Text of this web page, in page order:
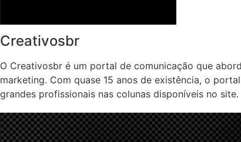
Creativosbr
O Creativosbr é um portal de comunicação que
marketing. Com quase 15 anos de existência, o
grandes profissionais nas colunas disponíveis no site.